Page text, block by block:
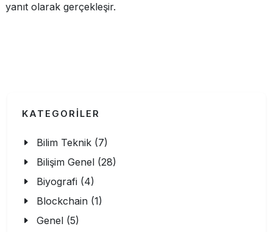
yanıt olarak gerçekleşir.
KATEGORİLER
Bilim Teknik (7)
Bilişim Genel (28)
Biyografi (4)
Blockchain (1)
Genel (5)